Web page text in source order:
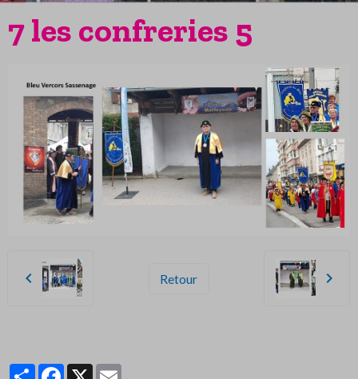
7 les confreries 5
Retour
PartagerFacebook
X